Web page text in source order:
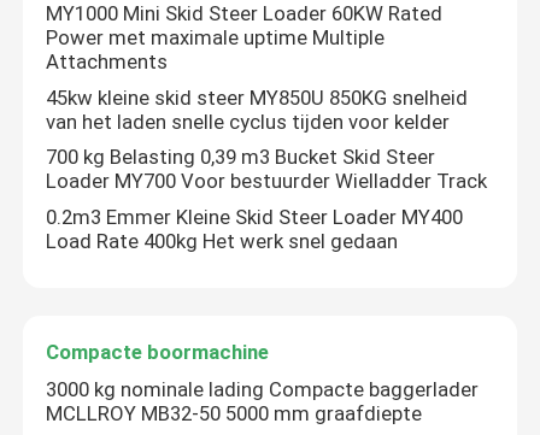
MY1000 Mini Skid Steer Loader 60KW Rated
Power met maximale uptime Multiple
Attachments
45kw kleine skid steer MY850U 850KG snelheid
van het laden snelle cyclus tijden voor kelder
700 kg Belasting 0,39 m3 Bucket Skid Steer
Loader MY700 Voor bestuurder Wielladder Track
0.2m3 Emmer Kleine Skid Steer Loader MY400
Load Rate 400kg Het werk snel gedaan
Compacte boormachine
3000 kg nominale lading Compacte baggerlader
MCLLROY MB32-50 5000 mm graafdiepte